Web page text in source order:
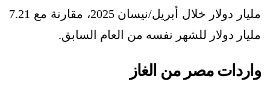
مليار دولار خلال أبريل/نيسان 2025، مقارنة مع 7.21
مليار دولار للشهر نفسه من العام السابق.
واردات مصر من الغاز